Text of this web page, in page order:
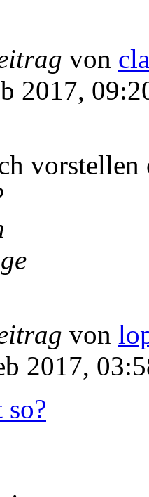
von
2017,
vorstellen
von
2017,
so?